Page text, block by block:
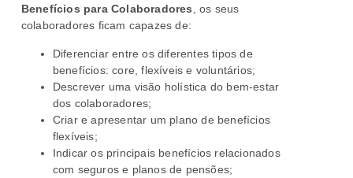
Benefícios para Colaboradores, os seus
colaboradores ficam capazes de:
Diferenciar entre os diferentes tipos de
benefícios: core, flexíveis e voluntários;
Descrever uma visão holística do bem-estar
dos colaboradores;
Criar e apresentar um plano de benefícios
flexíveis;
Indicar os principais benefícios relacionados
com seguros e planos de pensões;